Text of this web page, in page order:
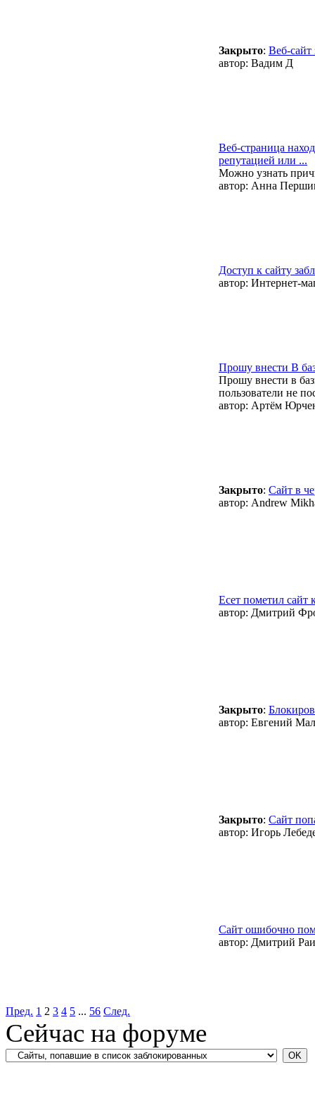
Закрыто: Веб-сайт
автор: Вадим Д
Веб-страница
репутацией или ...
Можно узнать
автор: Анна
Доступ к сайту
автор: Интернет-
Прошу внести В
Прошу внести в
пользователи не
автор: Артём
Закрыто: Сайт в
автор: Andrew
Есет пометил сайт
автор: Дмитрий
Закрыто:
автор: Евгений
Закрыто: Сайт
автор: Игорь
Сайт ошибочно
автор: Дмитрий
Пред. 1 2 3 4 5 ... 56 След.
Сейчас на форуме